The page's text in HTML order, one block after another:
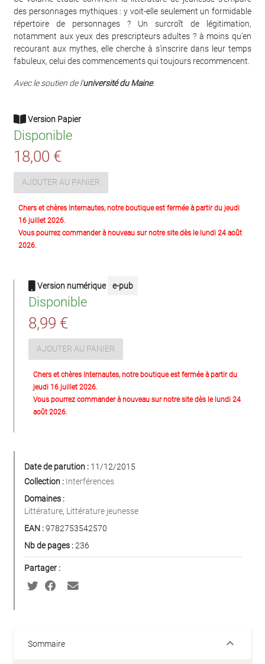
des personnages mythiques : y voit-elle seulement un formidable
répertoire de personnages ? Un surcroît de légitimation,
notamment aux yeux des prescripteurs adultes ? à moins qu'en
recourant aux mythes, elle cherche à s'inscrire dans leur temps
fabuleux, celui des commencements qui toujours recommencent.
Avec le soutien de l'université du Maine.
Version Papier
Disponible
18,00 €
AJOUTER AU PANIER
Chers et chères Internautes, notre boutique est fermée à partir du jeudi
16 juillet 2026.
Vous pourrez commander à nouveau sur notre site dès le lundi 24 août
2026.
Version numérique e-pub
Disponible
8,99 €
AJOUTER AU PANIER
Chers et chères Internautes, notre boutique est fermée à partir du
jeudi 16 juillet 2026.
Vous pourrez commander à nouveau sur notre site dès le lundi 24
août 2026.
Date de parution : 11/12/2015
Collection : Interférences
Domaines :
Littérature, Littérature jeunesse
EAN :9782753542570
Nb de pages :236
Partager :
Sommaire keyboard_arrow_down